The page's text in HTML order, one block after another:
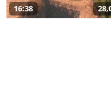
16:38